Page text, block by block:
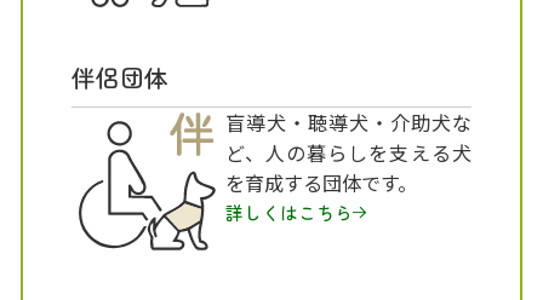
伴侶団体
盲導犬・聴導犬・介助犬な
ど、人の暮らしを支える犬
を育成する団体です。
詳しくはこちら